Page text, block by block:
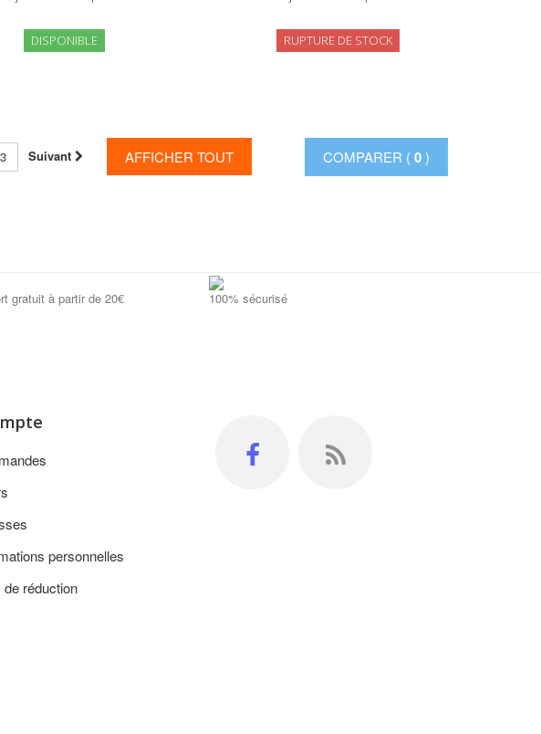
DISPONIBLE RUPTURE DE STOCK
COMPARER ( 0)
AFFICHER TOUT
3 Suivant
gratuit à partir de 20€ 100% sécurisé
personnelles
réduction